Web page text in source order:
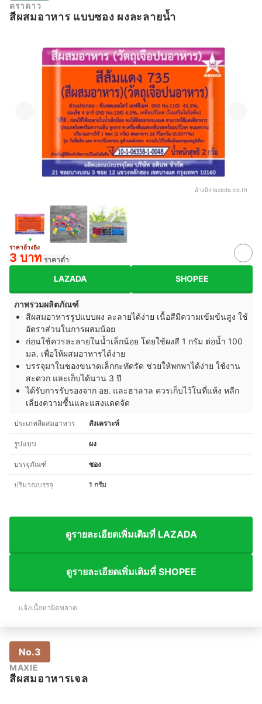
ตราดาว
สีผสมอาหาร แบบซอง ผงละลายน้ำ
อ้างอิง:lazada.co.th
ราคาอ้างอิง
3 บาท ราคาต่ำ
LAZADA SHOPEE
ภาพรวมผลิตภัณฑ์
สีผสมอาหารรูปแบบผง ละลายได้ง่าย เนื้อสีมีความเข้มข้นสูง ใช้
อัตราส่วนในการผสมน้อย
ก่อนใช้ควรละลายในน้ำเล็กน้อย โดยใช้ผงสี 1 กรัม ต่อน้ำ 100
มล. เพื่อให้ผสมอาหารได้ง่าย
บรรจุมาในซองขนาดเล็กกะทัดรัด ช่วยให้พกพาได้ง่าย ใช้งาน
สะดวก และเก็บได้นาน 3 ปี
ได้รับการรับรองจาก อย. และฮาลาล ควรเก็บไว้ในที่แห้ง หลีก
เลี่ยงความชื้นและแสงแดดจัด
ประเภทสีผสมอาหาร สังเคราะห์
รูปแบบ ผง
บรรจุภัณฑ์ ซอง
ปริมาณบรรจุ 1 กรัม
ดูรายละเอียดเพิ่มเติมที่ LAZADA
ดูรายละเอียดเพิ่มเติมที่ SHOPEE
แจ้งเนื้อหาผิดพลาด
No.3
MAXIE
สีผสมอาหารเจล